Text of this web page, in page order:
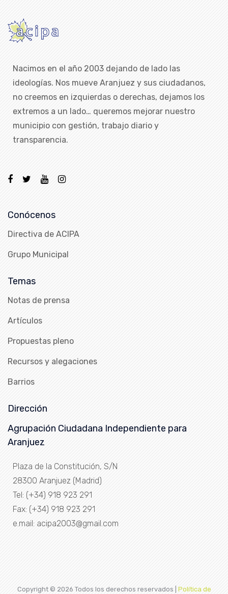
Nacimos en el año 2003 dejando de lado las
ideologías. Nos mueve Aranjuez y sus ciudadanos,
no creemos en izquierdas o derechas, dejamos los
extremos a un lado… queremos mejorar nuestro
municipio con gestión, trabajo diario y
transparencia.
Conócenos
Directiva de ACIPA
Grupo Municipal
Temas
Notas de prensa
Artículos
Propuestas pleno
Recursos y alegaciones
Barrios
Dirección
Agrupación Ciudadana Independiente para
Aranjuez
Plaza de la Constitución, S/N
28300 Aranjuez (Madrid)
Tel: (+34) 918 923 291
Fax: (+34) 918 923 291
e.mail: acipa2003@gmail.com
Copyright © 2026 Todos los derechos reservados | Política de